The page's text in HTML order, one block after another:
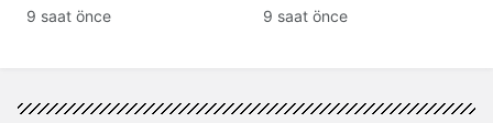
Ziyaret ve “Çerçeve
9 saat önce
Tepki: “Siz Kamu
9 saat önce